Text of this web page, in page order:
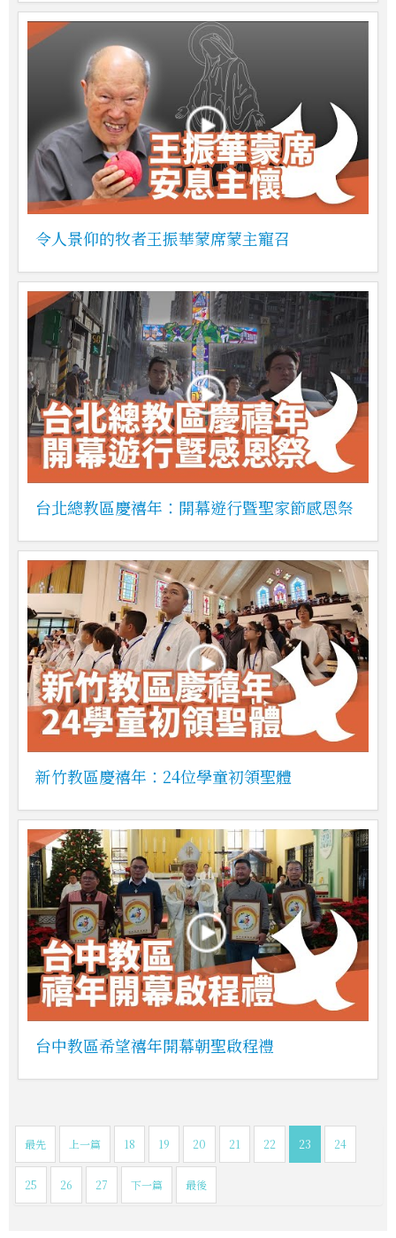
令人景仰的牧者王振華蒙席蒙主寵召
台北總教區慶禧年：開幕遊行暨聖家節感恩祭
新竹教區慶禧年：24位學童初領聖體
台中教區希望禧年開幕朝聖啟程禮
最先 上一篇 18 19 20 21 22 23 24
25 26 27 下一篇 最後